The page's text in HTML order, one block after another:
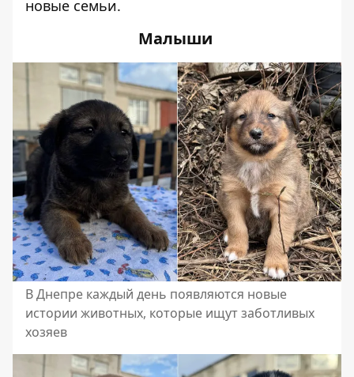
новые семьи.
Малыши
В Днепре каждый день появляются новые
истории животных, которые ищут заботливых
хозяев